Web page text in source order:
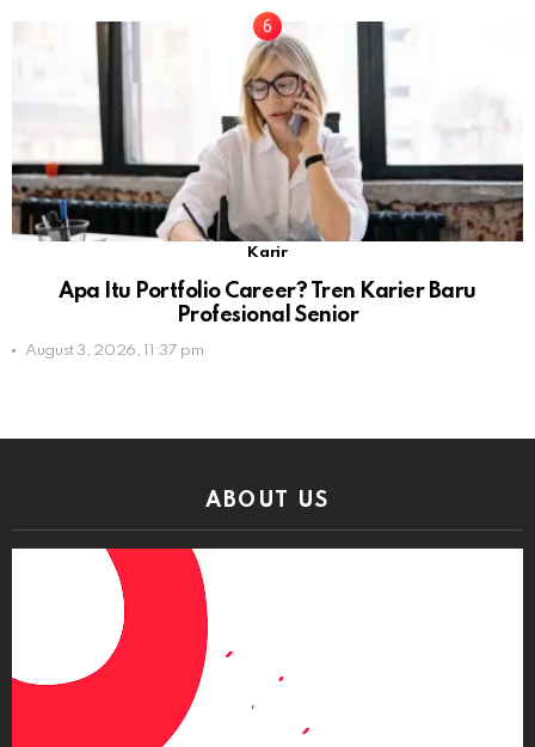
Karir
Apa Itu Portfolio Career? Tren Karier Baru
Profesional Senior
August 3, 2026, 11:37 pm
ABOUT US